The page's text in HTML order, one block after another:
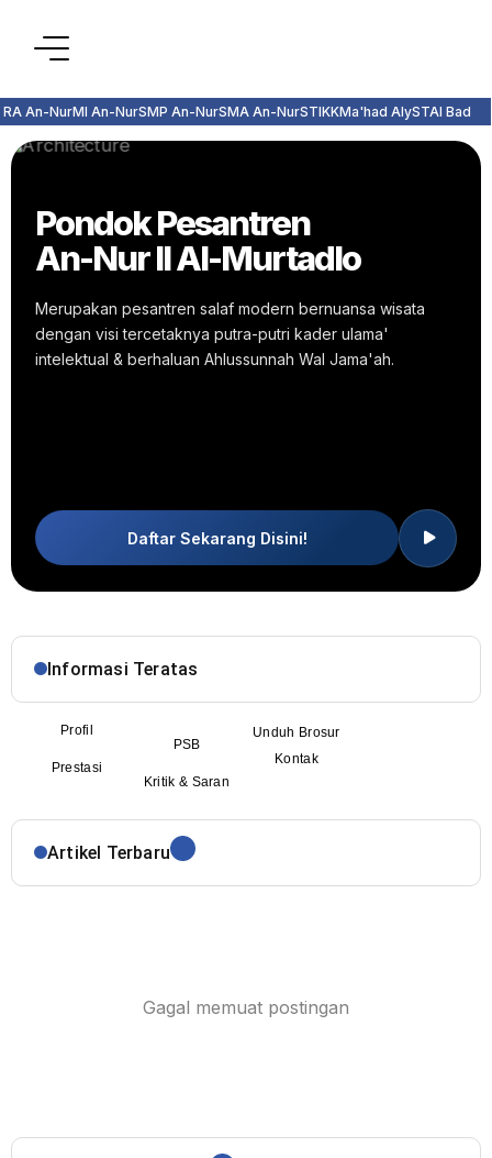
RA An-NurMI An-NurSMP An-NurSMA An-NurSTIKKMa'had AlySTAI Bad
Pondok Pesantren
An-Nur II Al-Murtadlo
Merupakan pesantren salaf modern bernuansa wisata
dengan visi tercetaknya putra-putri kader ulama'
intelektual & berhaluan Ahlussunnah Wal Jama'ah.
Daftar Sekarang Disini!
Informasi Teratas
Profil
Prestasi
PSB
Kritik & Saran
Unduh Brosur
Kontak
Artikel Terbaru
Gagal memuat postingan